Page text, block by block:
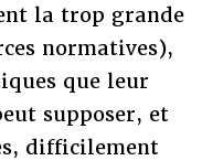
la trop grande
normatives),
que leur
supposer, et
difficilement